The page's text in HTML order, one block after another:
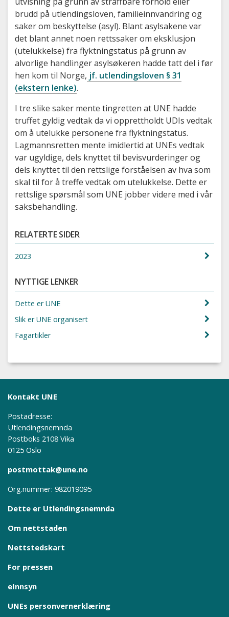
brudd på utlendingsloven, familieinnvandring og
saker om beskyttelse (asyl). Blant asylsakene var
det blant annet noen rettssaker om eksklusjon
(utelukkelse) fra flyktningstatus på grunn av
alvorlige handlinger asylsøkeren hadde tatt del i før
hen kom til Norge, jf. utlendingsloven § 31
(ekstern lenke).
I tre slike saker mente tingretten at UNE hadde
truffet gyldig vedtak da vi opprettholdt UDIs vedtak
om å utelukke personene fra flyktningstatus.
Lagmannsretten mente imidlertid at UNEs vedtak
var ugyldige, dels knyttet til bevisvurderinger og
dels knyttet til den rettslige forståelsen av hva som
skal til for å treffe vedtak om utelukkelse. Dette er
rettslige spørsmål som UNE jobber videre med i vår
saksbehandling.
RELATERTE SIDER
2023
NYTTIGE LENKER
Dette er UNE
Slik er UNE organisert
Fagartikler
Kontakt UNE
Postadresse:
Utlendingsnemnda
Postboks 2108 Vika
0125 Oslo
postmottak@une.no
Org.nummer: 982019095
Dette er Utlendingsnemnda
Om nettstaden
Nettstedskart
For pressen
eInnsyn
UNEs personvernerklæring